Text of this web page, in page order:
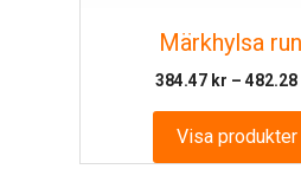
Märkhylsa
384.47 kr – 482.28
Visa produkter